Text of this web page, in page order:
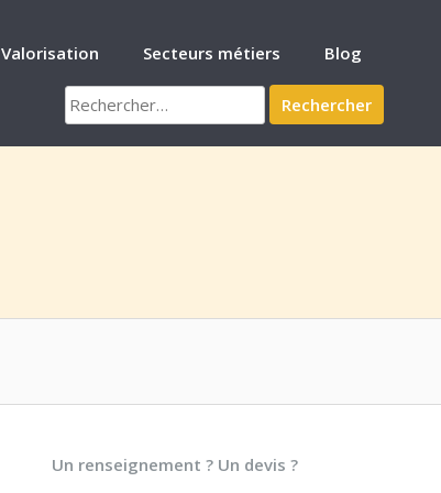
Valorisation Secteurs métiers Blog
Rechercher :
Un renseignement ? Un devis ?